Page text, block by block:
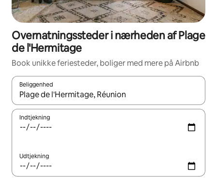
Overnatningssteder i nærheden af Plage
de l'Hermitage
Book unikke feriesteder, boliger med mere på Airbnb
Beliggenhed
Når resultaterne er tilgængelige, skal du navigere med
Indtjekning
Udtjekning